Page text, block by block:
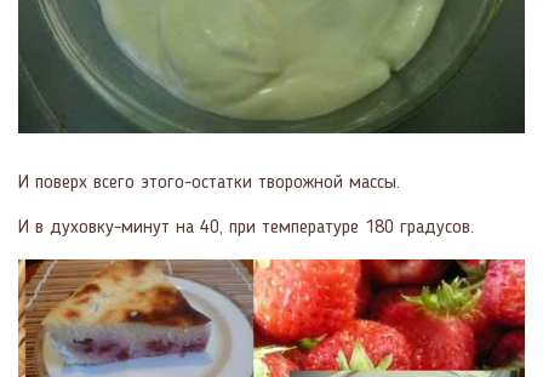
И поверх всего этого-остатки творожной массы.
И в духовку-минут на 40, при температуре 180 градусов.